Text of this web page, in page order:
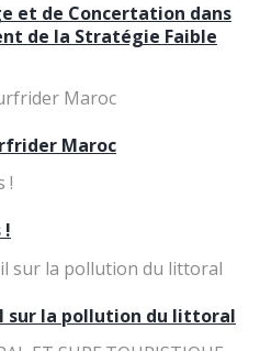
et de Concertation dans
de la Stratégie Faible
Maroc
!
sur la pollution du littoral